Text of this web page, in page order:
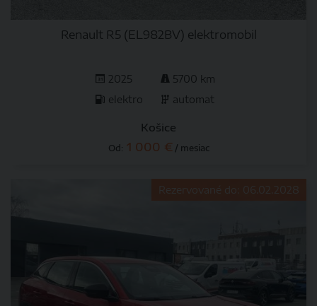
Renault R5 (EL982BV) elektromobil
2025
5700 km
elektro
automat
Košice
Od: 1 000 € / mesiac
Rezervované do: 06.02.2028